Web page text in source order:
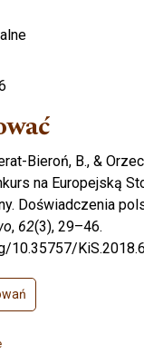
Bieroń, B., &
na Europejską
Doświadczenia
, 62(3), 29–46.
10.35757/